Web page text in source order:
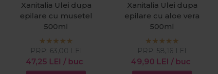
Xanitalia Ulei dupa
epilare cu musetel
500ml
47,25 LEI / buc
PRP: 63,00 LEI
Xanitalia Ulei dupa
epilare cu aloe vera
500ml
49,90 LEI / buc
PRP: 58,16 LEI